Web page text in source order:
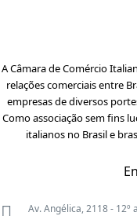
A Câmara de Comércio
relações comerciais entre
empresas de diversos
Como associação sem fins
italianos no Brasil e
Av. Angélica, 2118 - 12º